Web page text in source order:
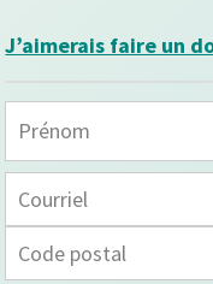
J’aimerais faire un